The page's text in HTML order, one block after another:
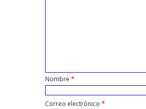
Nombre*
Correo electrónico*